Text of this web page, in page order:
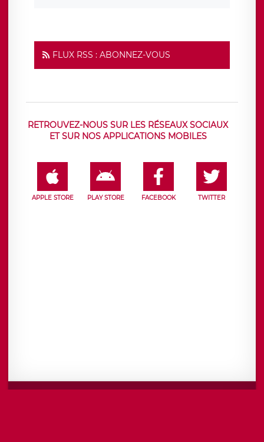
FLUX RSS : ABONNEZ-VOUS
RETROUVEZ-NOUS SUR LES RÉSEAUX SOCIAUX
ET SUR NOS APPLICATIONS MOBILES
APPLE STORE PLAY STORE FACEBOOK TWITTER